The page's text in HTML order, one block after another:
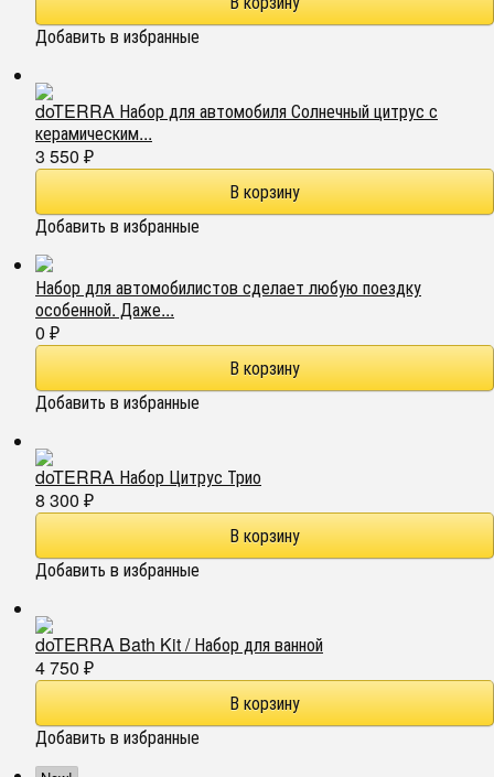
Добавить в избранные
doTERRA Набор для автомобиля Солнечный цитрус с
керамическим...
3 550 ₽
Добавить в избранные
Набор для автомобилистов сделает любую поездку
особенной. Даже...
0 ₽
Добавить в избранные
doTERRA Набор Цитрус Трио
8 300 ₽
Добавить в избранные
doTERRA Bath Kit / Набор для ванной
4 750 ₽
Добавить в избранные